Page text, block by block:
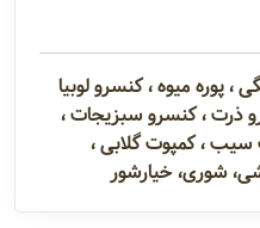
پوره میوه ، کنسرو لوبیا
ذرت ، کنسرو سبزیجات ،
سیب ، کمپوت گلابی ،
شوری، خیارشور